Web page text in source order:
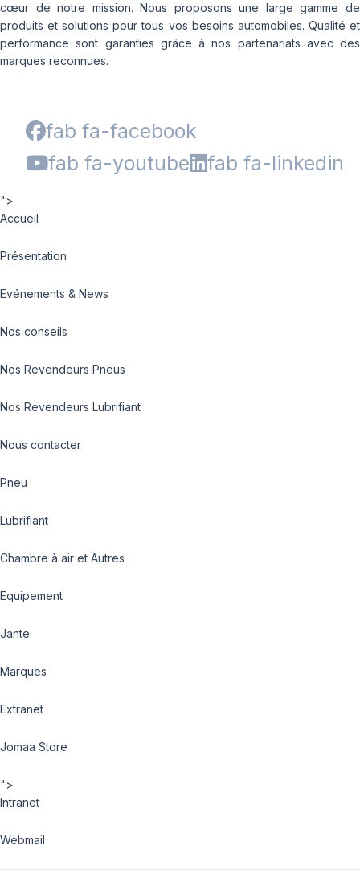
cœur de notre mission. Nous proposons une large gamme de
produits et solutions pour tous vos besoins automobiles. Qualité et
performance sont garanties grâce à nos partenariats avec des
marques reconnues.
fab fa-facebook
fab fa-youtube
fab fa-linkedin
">
Accueil
Présentation
Evénements & News
Nos conseils
Nos Revendeurs Pneus
Nos Revendeurs Lubrifiant
Nous contacter
Pneu
Lubrifiant
Chambre à air et Autres
Equipement
Jante
Marques
Extranet
Jomaa Store
">
Intranet
Webmail